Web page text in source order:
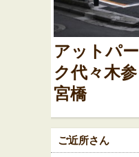
アットパー
ク代々木参
宮橋
ご近所さん